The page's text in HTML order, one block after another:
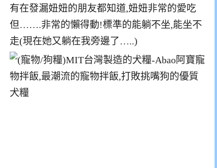
有在發漏妞妞的朋友都知道,妞妞非常的愛吃
但…….非常的懶得動!標準的能躺不坐,能坐不
走(現在她又躺在我旁邊了…..)